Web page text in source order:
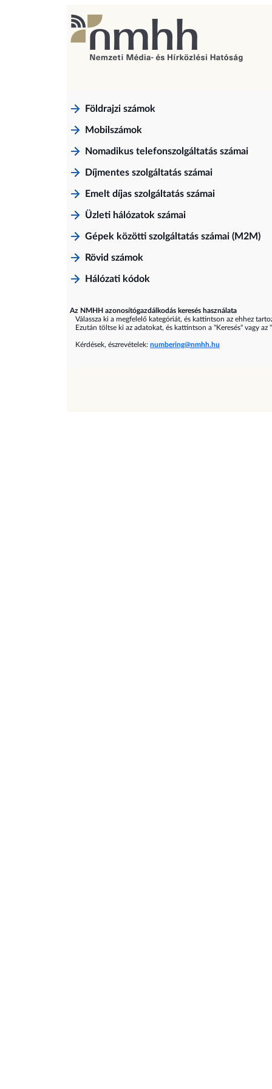
Földrajzi számok
Mobilszámok
Nomadikus telefonszolgáltatás számai
Díjmentes szolgáltatás számai
Emelt díjas szolgáltatás számai
Üzleti hálózatok számai
Gépek közötti szolgáltatás számai (M2M)
Rövid számok
Hálózati kódok
Az NMHH azonosítógazdálkodás keresés használata
Válassza ki a megfelelő kategóriát, és kattintson az ehhez
Ezután töltse ki az adatokat, és kattintson a "Keresés" vagy az
Kérdések, észrevételek: numbering@nmhh.hu